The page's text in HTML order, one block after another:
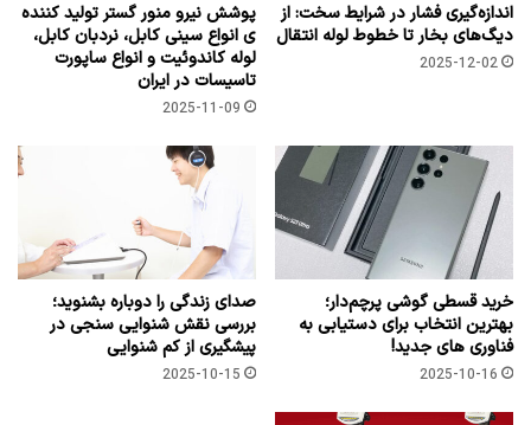
اندازه‌گیری فشار در شرایط سخت: از
دیگ‌های بخار تا خطوط لوله انتقال
2025-12-02
پوشش نیرو منور گستر تولید کننده
ی انواع سینی کابل، نردبان کابل،
لوله کاندوئیت و انواع ساپورت
تاسیسات در ایران
2025-11-09
خرید قسطی گوشی پرچم‌دار؛
بهترین انتخاب برای دستیابی به
فناوری های جدید!
2025-10-16
صدای زندگی را دوباره بشنوید؛
بررسی نقش شنوایی سنجی در
پیشگیری از کم ‌شنوایی
2025-10-15